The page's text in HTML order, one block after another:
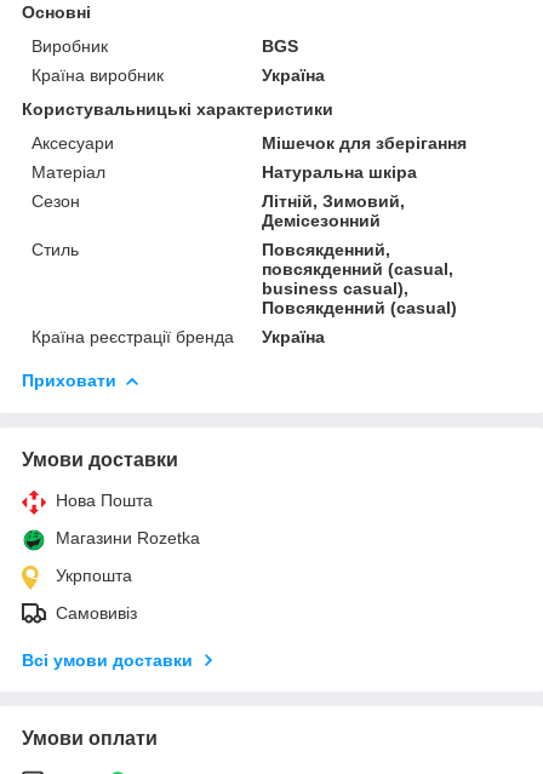
Основні
Виробник
BGS
Країна виробник
Україна
Користувальницькі характеристики
Аксесуари
Мішечок для зберігання
Матеріал
Натуральна шкіра
Сезон
Літній, Зимовий,
Демісезонний
Стиль
Повсякденний,
повсякденний (casual,
business casual),
Повсякденний (casual)
Країна реєстрації бренда
Україна
Приховати
Умови доставки
Нова Пошта
Магазини Rozetka
Укрпошта
Самовивіз
Всі умови доставки
Умови оплати